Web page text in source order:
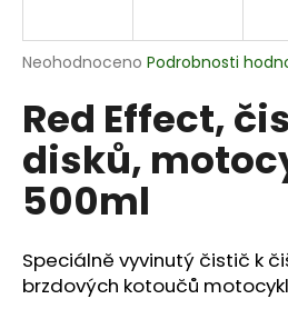
Průměrné
produktu
je
0,0
z
5
hvězdiček.
Neohodnoceno Podrobnosti
Red Effect,
disků,
500ml
Speciálně vyvinutý čistič k
brzdových kotoučů
j
t
?
HLEDAT